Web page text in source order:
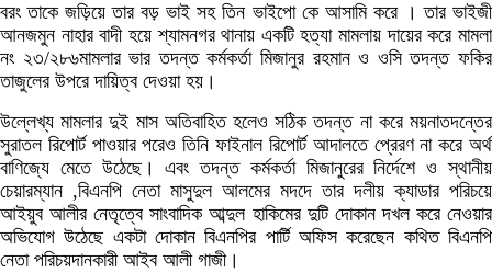
বরং তাকে জড়িয়ে তার বড় ভাই সহ তিন ভাইপো কে আসামি করে । তার ভাইজী
আনজমুন নাহার বাদী হয়ে শ্যামনগর থানায় একটি হত্যা মামলায় দায়ের করে মামলা
নং ২৩/২৮৬মামলার ভার তদন্ত কর্মকর্তা মিজানুর রহমান ও ওসি তদন্ত ফকির
তাজুলের উপরে দায়িত্ব দেওয়া হয়।
উল্লেখ্য মামলার দুই মাস অতিবাহিত হলেও সঠিক তদন্ত না করে ময়নাতদন্তের
সুরাতল রিপোর্ট পাওয়ার পরেও তিনি ফাইনাল রিপোর্ট আদালতে প্রেরণ না করে অর্থ
বাণিজ্যে মেতে উঠেছে। এবং তদন্ত কর্মকর্তা মিজানুরের নির্দেশে ও স্থানীয়
চেয়ারম্যান ,বিএনপি নেতা মাসুদুল আলমের মদদে তার দলীয় ক্যাডার পরিচয়ে
আইয়ুব আলীর নেতৃত্বে সাংবাদিক আব্দুল হাকিমের দুটি দোকান দখল করে নেওয়ার
অভিযোগ উঠেছে একটা দোকান বিএনপির পার্টি অফিস করেছেন কথিত বিএনপি
নেতা পরিচয়দানকারী আইব আলী গাজী।